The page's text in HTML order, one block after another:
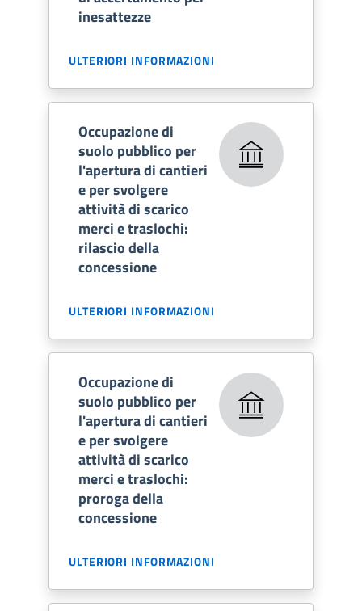
inesattezze
ULTERIORI INFORMAZIONI
Occupazione di
suolo pubblico per
l'apertura di cantieri
e per svolgere
attività di scarico
merci e traslochi:
rilascio della
concessione
ULTERIORI INFORMAZIONI
Occupazione di
suolo pubblico per
l'apertura di cantieri
e per svolgere
attività di scarico
merci e traslochi:
proroga della
concessione
ULTERIORI INFORMAZIONI